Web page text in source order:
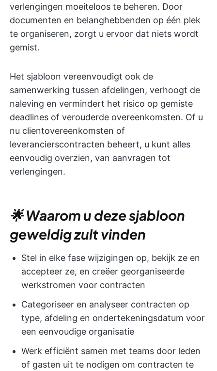
verlengingen moeiteloos te beheren. Door
documenten en belanghebbenden op één plek
te organiseren, zorgt u ervoor dat niets wordt
gemist.
Het sjabloon vereenvoudigt ook de
samenwerking tussen afdelingen, verhoogt de
naleving en vermindert het risico op gemiste
deadlines of verouderde overeenkomsten. Of u
nu clientovereenkomsten of
leverancierscontracten beheert, u kunt alles
eenvoudig overzien, van aanvragen tot
verlengingen.
🌟 Waarom u deze sjabloon
geweldig zult vinden
Stel in elke fase wijzigingen op, bekijk ze en
accepteer ze, en creëer georganiseerde
werkstromen voor contracten
Categoriseer en analyseer contracten op
type, afdeling en ondertekeningsdatum voor
een eenvoudige organisatie
Werk efficiënt samen met teams door leden
of gasten uit te nodigen om contracten te